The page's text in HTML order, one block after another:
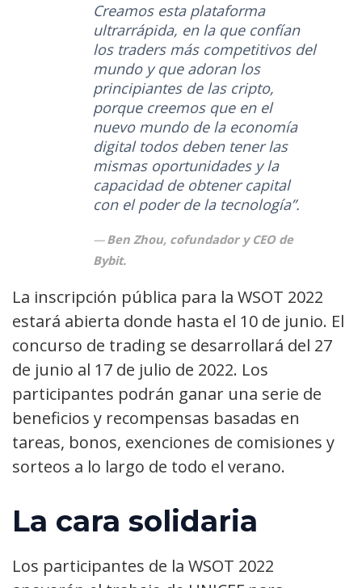
Creamos esta plataforma
ultrarrápida, en la que confían
los traders más competitivos del
mundo y que adoran los
principiantes de las cripto,
porque creemos que en el
nuevo mundo de la economía
digital todos deben tener las
mismas oportunidades y la
capacidad de obtener capital
con el poder de la tecnología”.
Ben Zhou, cofundador y CEO de
Bybit.
La inscripción pública para la WSOT 2022
estará abierta donde hasta el 10 de junio. El
concurso de trading se desarrollará del 27
de junio al 17 de julio de 2022. Los
participantes podrán ganar una serie de
beneficios y recompensas basadas en
tareas, bonos, exenciones de comisiones y
sorteos a lo largo de todo el verano.
La cara solidaria
Los participantes de la WSOT 2022